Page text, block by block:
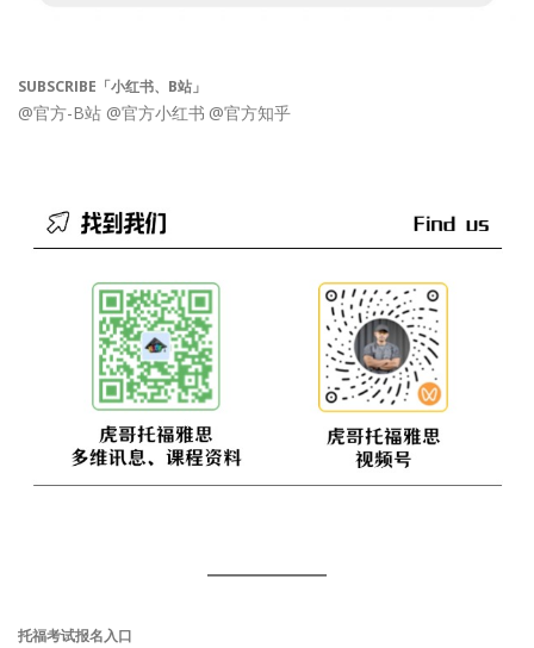
SUBSCRIBE「小红书、B站」
@官方-B站 @官方小红书 @官方知乎
托福考试报名入口